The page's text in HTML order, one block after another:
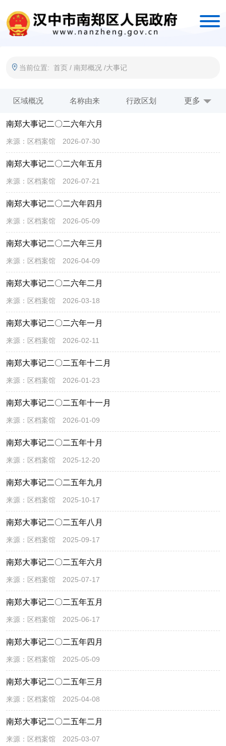
当前位置: 首页 / 南郑概况 /大事记
区域概况 名称由来 行政区划 地理位置
政区沿革 人口民族
更多
南郑大事记二〇二六年六月
来源： 区档案馆 2026-07-30
南郑大事记二〇二六年五月
来源： 区档案馆 2026-07-21
南郑大事记二〇二六年四月
来源： 区档案馆 2026-05-09
南郑大事记二〇二六年三月
来源： 区档案馆 2026-04-09
南郑大事记二〇二六年二月
来源： 区档案馆 2026-03-18
南郑大事记二〇二六年一月
来源： 区档案馆 2026-02-11
南郑大事记二〇二五年十二月
来源： 区档案馆 2026-01-23
南郑大事记二〇二五年十一月
来源： 区档案馆 2026-01-09
南郑大事记二〇二五年十月
来源： 区档案馆 2025-12-20
南郑大事记二〇二五年九月
来源： 区档案馆 2025-10-17
南郑大事记二〇二五年八月
来源： 区档案馆 2025-09-17
南郑大事记二〇二五年六月
来源： 区档案馆 2025-07-17
南郑大事记二〇二五年五月
来源： 区档案馆 2025-06-17
南郑大事记二〇二五年四月
来源： 区档案馆 2025-05-09
南郑大事记二〇二五年三月
来源： 区档案馆 2025-04-08
南郑大事记二〇二五年二月
来源： 区档案馆 2025-03-07